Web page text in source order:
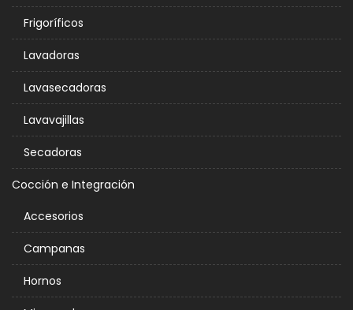
Frigoríficos
Lavadoras
Lavasecadoras
Lavavajillas
Secadoras
Cocción e Integración
Accesorios
Campanas
Hornos